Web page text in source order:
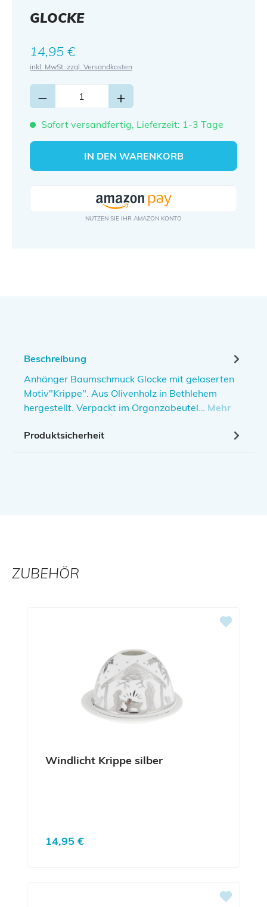
GLOCKE
Regulärer Preis:
14,95 €
inkl. MwSt. zzgl. Versandkosten
Sofort versandfertig, Lieferzeit: 1-3 Tage
IN DEN WARENKORB
Beschreibung
Anhänger Baumschmuck Glocke mit gelaserten
Motiv"Krippe". Aus Olivenholz in Bethlehem
hergestellt. Verpackt im Organzabeutel… Mehr
Produktsicherheit
ZUBEHÖR
Windlicht Krippe silber
Regulärer Preis:
14,95 €